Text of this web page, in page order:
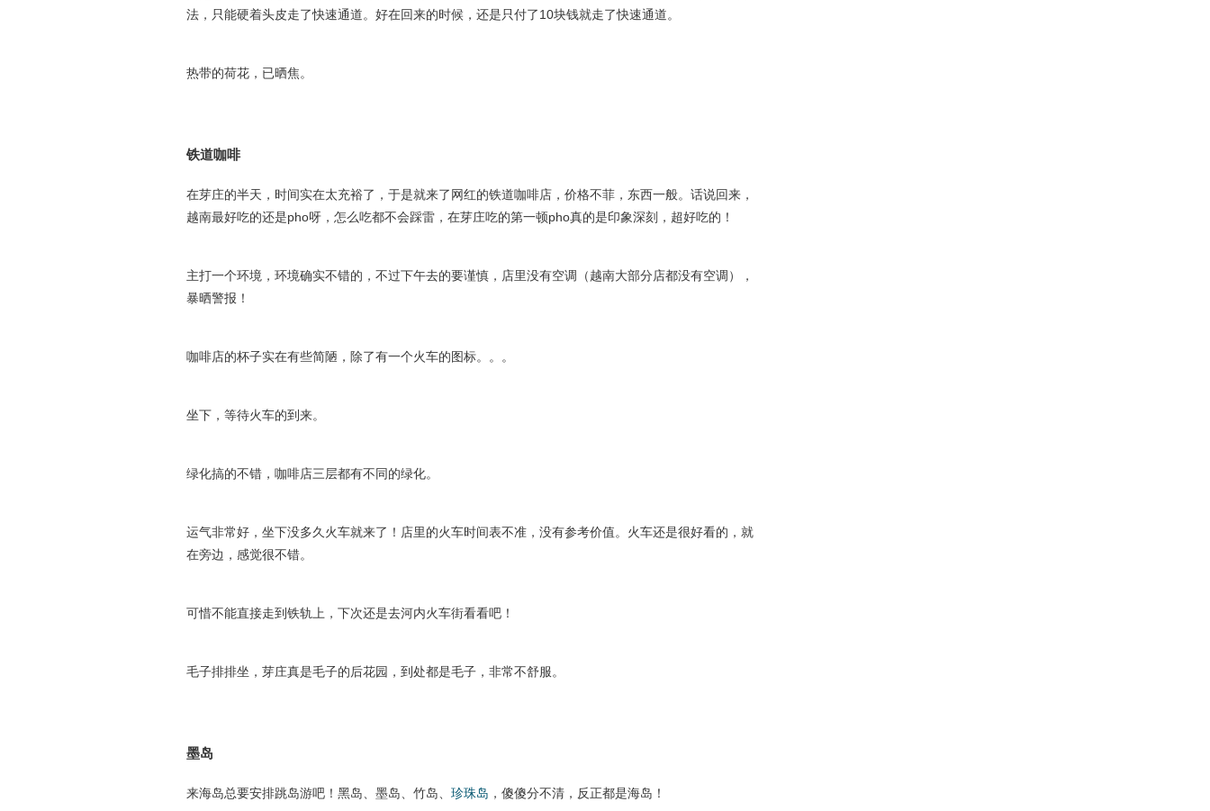
法，只能硬着头皮走了快速通道。好在回来的时候，还是只付了10块钱就走了快速通道。
热带的荷花，已晒焦。
铁道咖啡
在芽庄的半天，时间实在太充裕了，于是就来了网红的铁道咖啡店，价格不菲，东西一般。话说回来，
越南最好吃的还是pho呀，怎么吃都不会踩雷，在芽庄吃的第一顿pho真的是印象深刻，超好吃的！
主打一个环境，环境确实不错的，不过下午去的要谨慎，店里没有空调（越南大部分店都没有空调），
暴晒警报！
咖啡店的杯子实在有些简陋，除了有一个火车的图标。。。
坐下，等待火车的到来。
绿化搞的不错，咖啡店三层都有不同的绿化。
运气非常好，坐下没多久火车就来了！店里的火车时间表不准，没有参考价值。火车还是很好看的，就
在旁边，感觉很不错。
可惜不能直接走到铁轨上，下次还是去河内火车街看看吧！
毛子排排坐，芽庄真是毛子的后花园，到处都是毛子，非常不舒服。
墨岛
来海岛总要安排跳岛游吧！黑岛、墨岛、竹岛、 珍珠岛 ，傻傻分不清，反正都是海岛！